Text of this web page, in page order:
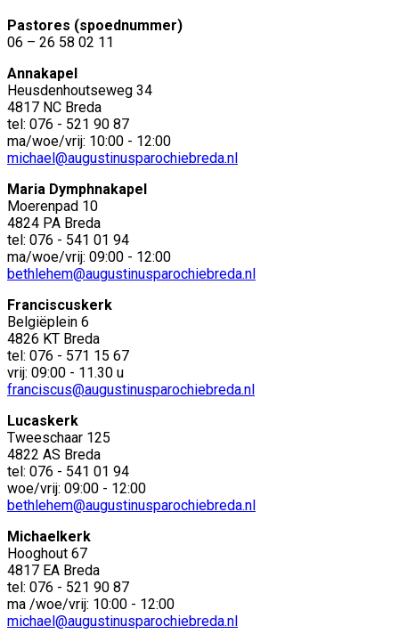
Pastores (spoednummer)
06 – 26 58 02 11
Annakapel
Heusdenhoutseweg 34
4817 NC Breda
tel: 076 - 521 90 87
ma/woe/vrij: 10:00 - 12:00
michael@augustinusparochiebreda.nl
Maria Dymphnakapel
Moerenpad 10
4824 PA Breda
tel: 076 - 541 01 94
ma/woe/vrij: 09:00 - 12:00
bethlehem@augustinusparochiebreda.nl
Franciscuskerk
Belgiëplein 6
4826 KT Breda
tel: 076 - 571 15 67
vrij: 09:00 - 11.30 u
franciscus@augustinusparochiebreda.nl
Lucaskerk
Tweeschaar 125
4822 AS Breda
tel: 076 - 541 01 94
woe/vrij: 09:00 - 12:00
bethlehem@augustinusparochiebreda.nl
Michaelkerk
Hooghout 67
4817 EA Breda
tel: 076 - 521 90 87
ma /woe/vrij: 10:00 - 12:00
michael@augustinusparochiebreda.nl